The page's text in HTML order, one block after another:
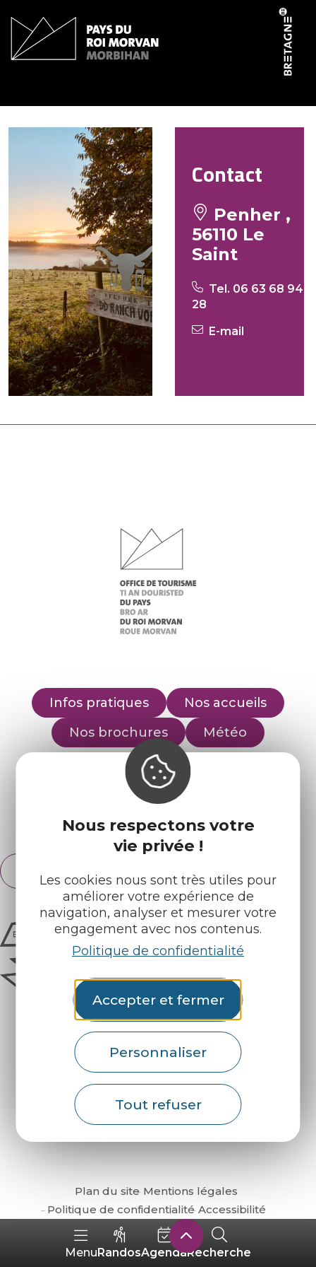
Nous respectons votre
vie privée !
Les cookies nous sont très utiles pour
améliorer votre expérience de
navigation, analyser et mesurer votre
engagement avec nos contenus.
Politique de confidentialité
Accepter et fermer
Personnaliser
Tout refuser
MenuRandosAgendaRecherche
Contact
Penher ,
56110 Le
Saint
Tel. 06 63 68 94
28
E-mail
Infos pratiques
Nos accueils
Nos brochures
Météo
Retrouvez-nous sur :
Espace pro Partenaires
Français
English
Comment venir ?
Plan du site Mentions légales
Politique de confidentialité Accessibilité